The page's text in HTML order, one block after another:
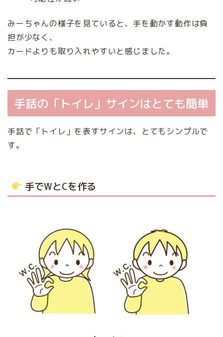
みーちゃんの様子を見ていると、手を動かす動作は負
担が少なく、
カードよりも取り入れやすいと感じました。
手話の「トイレ」サインはとても簡単
手話で「トイレ」を表すサインは、とてもシンプルで
す。
手でWとCを作る